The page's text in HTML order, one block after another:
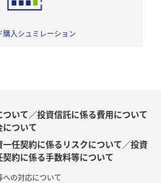
購入シュミレーション
いて／投資信託に係る費用について
について
任契約に係るリスクについて／投資
約に係る手数料等について
の対応について